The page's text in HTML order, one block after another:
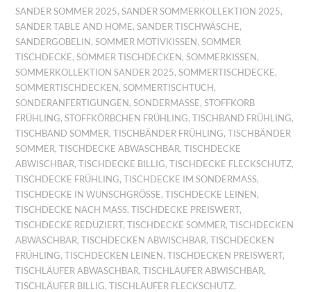
SANDER SOMMER 2025,SANDER SOMMERKOLLEKTION 2025,
SANDER TABLE AND HOME,SANDER TISCHWÄSCHE,
SANDERGOBELIN ,SOMMER MOTIVKISSEN ,SOMMER
TISCHDECKE,SOMMER TISCHDECKEN ,SOMMERKISSEN ,
SOMMERKOLLEKTION SANDER 2025,SOMMERTISCHDECKE,
SOMMERTISCHDECKEN ,SOMMERTISCHTUCH ,
SONDERANFERTIGUNGEN ,SONDERMASSE ,STOFFKORB
FRÜHLING,STOFFKÖRBCHEN FRÜHLING,TISCHBAND FRÜHLING,
TISCHBAND SOMMER,TISCHBÄNDER FRÜHLING,TISCHBÄNDER
SOMMER,TISCHDECKE ABWASCHBAR,TISCHDECKE
ABWISCHBAR,TISCHDECKE BILLIG,TISCHDECKE FLECKSCHUTZ,
TISCHDECKE FRÜHLING,TISCHDECKE IM SONDERMASS ,
TISCHDECKE IN WUNSCHGRÖSSE ,TISCHDECKE LEINEN ,
TISCHDECKE NACH MASS ,TISCHDECKE PREISWERT,
TISCHDECKE REDUZIERT,TISCHDECKE SOMMER,TISCHDECKEN
ABWASCHBAR,TISCHDECKEN ABWISCHBAR,TISCHDECKEN
FRÜHLING,TISCHDECKEN LEINEN ,TISCHDECKEN PREISWERT,
TISCHLÄUFER ABWASCHBAR,TISCHLÄUFER ABWISCHBAR,
TISCHLÄUFER BILLIG,TISCHLÄUFER FLECKSCHUTZ,